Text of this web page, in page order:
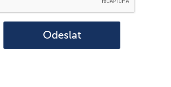
Odeslat